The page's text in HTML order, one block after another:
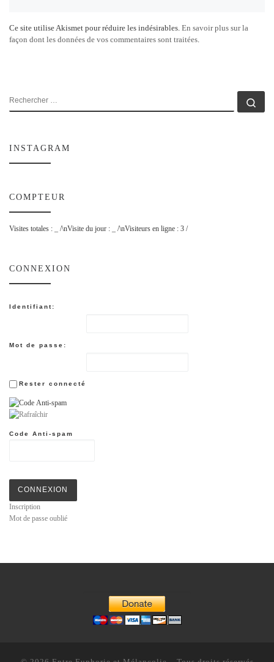
Ce site utilise Akismet pour réduire les indésirables. En savoir plus sur la
façon dont les données de vos commentaires sont traitées
RECHERCHER
INSTAGRAM
COMPTEUR
Visites totales : /\nVisite du jour : /\nVisiteurs en ligne : 3 /
CONNEXION
Identifiant:
Mot de passe:
Rester connecté
Code Anti-spam
CONNEXION
Inscription
Mot de passe oublié